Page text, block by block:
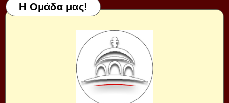
Η Ομάδα μας!